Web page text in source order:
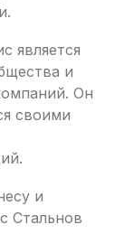
является
и
Он
своими
и
Стальнов